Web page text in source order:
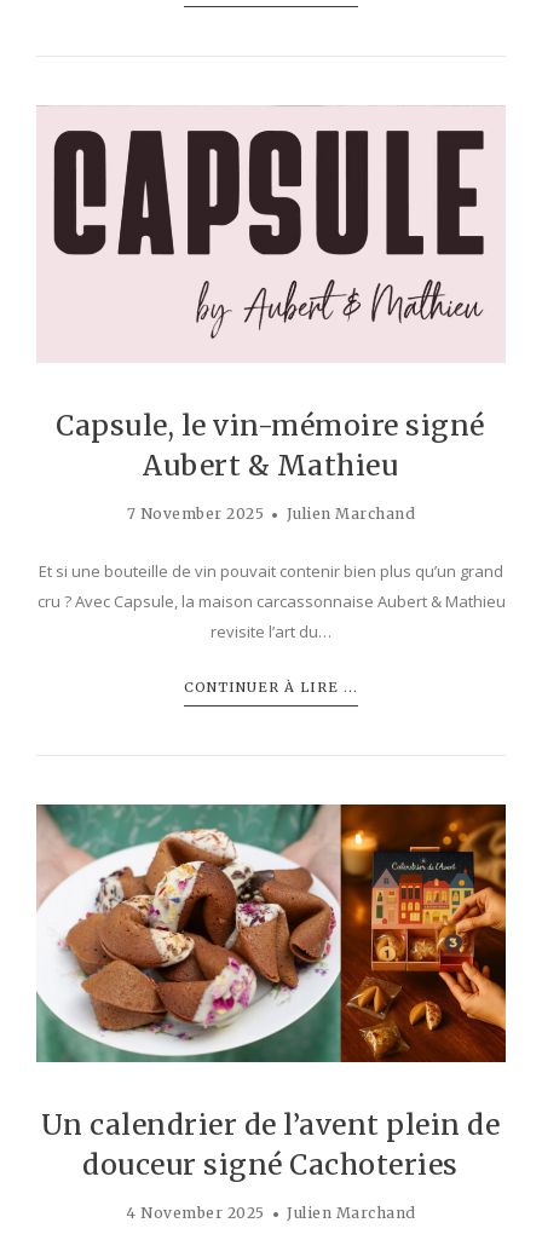
Capsule, le vin-mémoire signé
Aubert & Mathieu
7 November 2025 Julien Marchand
Et si une bouteille de vin pouvait contenir bien plus qu’un grand
cru ? Avec Capsule, la maison carcassonnaise Aubert & Mathieu
revisite l’art du…
CONTINUER À LIRE ...
Un calendrier de l’avent plein de
douceur signé Cachoteries
4 November 2025 Julien Marchand